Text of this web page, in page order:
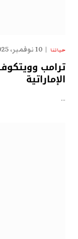
حياتنا 10 نوفمبر، 2025
ترامب
الإماراتية
…